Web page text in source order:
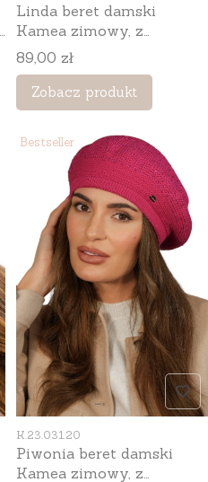
Linda beret damski
Kamea zimowy, z
antenką, rozmiar
uniwersalny 54–60 cm,
kolor piaskowy
Cena
89,00 zł
Zobacz produkt
Bestseller
Kod produktu
K.23.031.20
Piwonia beret damski
Kamea zimowy, z